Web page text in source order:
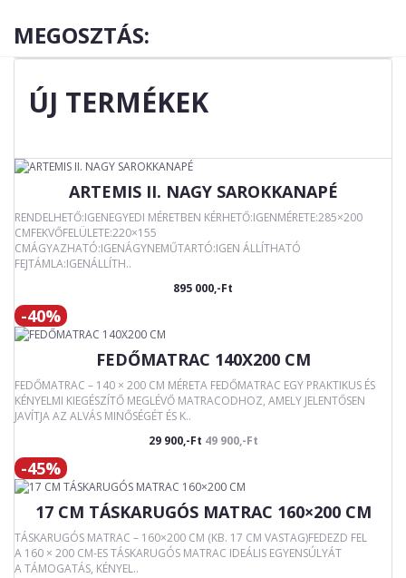
MEGOSZTÁS:
ÚJ TERMÉKEK
ARTEMIS II. NAGY SAROKKANAPÉ
RENDELHETŐ:IGENEGYEDI MÉRETBEN KÉRHETŐ:IGENMÉRETE:285×200
CMFEKVŐFELÜLETE:220×155
CMÁGYAZHATÓ:IGENÁGYNEMŰTARTÓ:IGEN ÁLLÍTHATÓ
FEJTÁMLA:IGENÁLLÍTH..
895 000,-Ft
-40%
FEDŐMATRAC 140X200 CM
FEDŐMATRAC – 140 × 200 CM MÉRETA FEDŐMATRAC EGY PRAKTIKUS ÉS
KÉNYELMI KIEGÉSZÍTŐ MEGLÉVŐ MATRACODHOZ, AMELY JELENTŐSEN
JAVÍTJA AZ ALVÁS MINŐSÉGÉT ÉS K..
29 900,-Ft 49 900,-Ft
-45%
17 CM TÁSKARUGÓS MATRAC 160×200 CM
TÁSKARUGÓS MATRAC – 160×200 CM (KB. 17 CM VASTAG)FEDEZD FEL
A 160 × 200 CM-ES TÁSKARUGÓS MATRAC IDEÁLIS EGYENSÚLYÁT
A TÁMOGATÁS, KÉNYEL..